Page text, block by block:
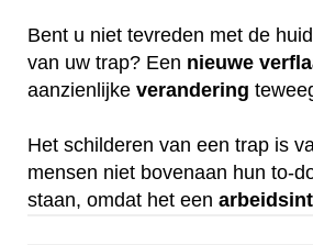
Bent u niet tevreden met de
van uw trap? Een nieuwe
aanzienlijke verandering
Het schilderen van een trap is
mensen niet bovenaan hun to-
staan, omdat het een